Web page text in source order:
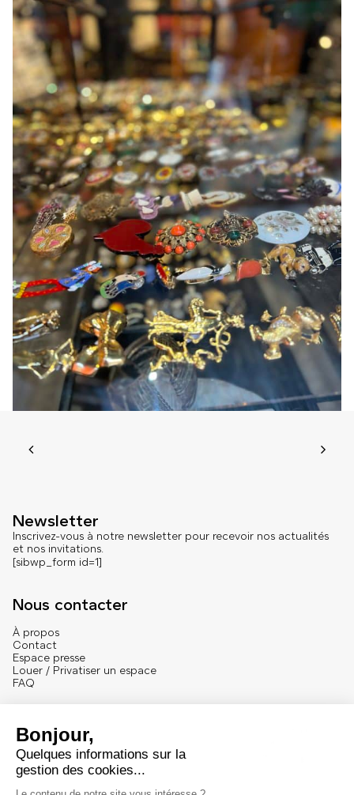
Newsletter
Inscrivez-vous à notre newsletter pour recevoir nos actualités
et nos invitations.
[sibwp_form id=1]
Nous contacter
À propos
Contact
Espace presse
Louer / Privatiser un espace
FAQ
Mentions